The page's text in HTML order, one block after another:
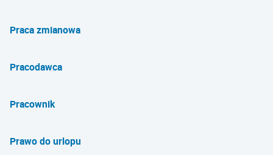
Praca zmianowa
Pracodawca
Pracownik
Prawo do urlopu